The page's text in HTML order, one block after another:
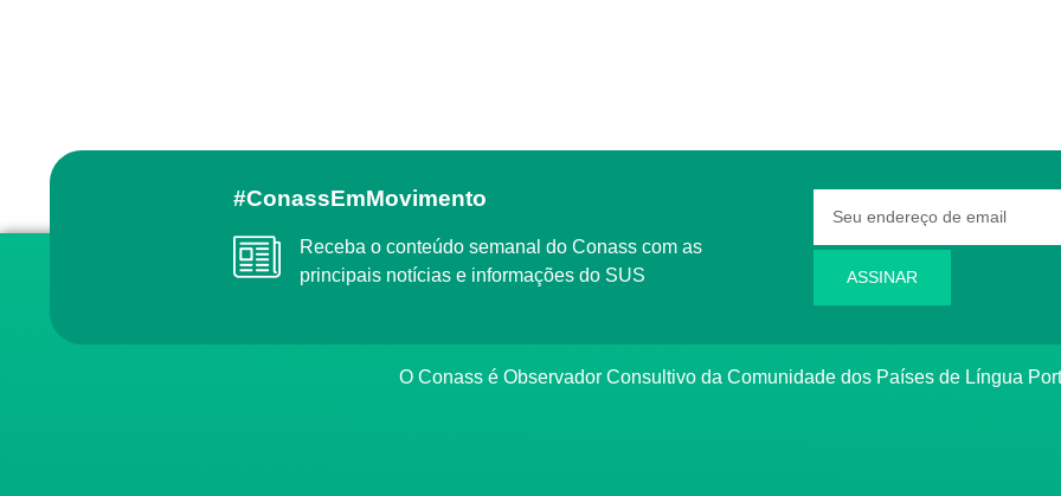
#ConassEmMovimento
Receba o conteúdo semanal do Conass com as
principais notícias e informações do SUS
ASSINAR
O Conass é Observador Consultivo da Comunidade dos Países de Língua